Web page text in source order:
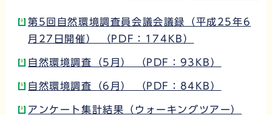
第5回自然環境調査員会議会議録（平成25年6
月27日開催） （PDF：174KB）
自然環境調査（5月） （PDF：93KB）
自然環境調査（6月） （PDF：84KB）
アンケート集計結果（ウォーキングツアー）